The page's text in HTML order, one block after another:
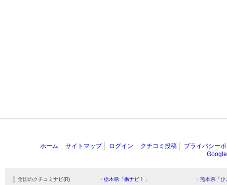
ホーム サイトマップ ログイン クチコミ投稿
プライバシー
全国のクチコミナビ(R) ・栃木県「栃ナビ！」 ・熊本県「